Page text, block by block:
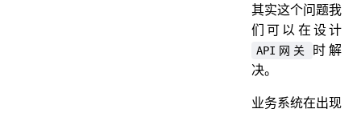
其实这个问题我
们可以在设计
API网关
时解
决。
业务系统在出现